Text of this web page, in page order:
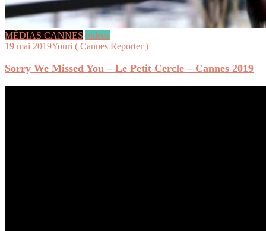
MÉDIAS CANNES videos
19 mai 2019Youri ( Cannes Reporter )
Sorry We Missed You – Le Petit Cercle – Cannes 2019